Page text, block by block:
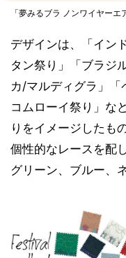
「夢みるブラ ノンワイヤー
デザインは、「イン
タン祭り」「ブラジ
カ/マルディグラ」
コムローイ祭り」な
りをイメージしたも
個性的なレースを配
グリーン、ブルー、